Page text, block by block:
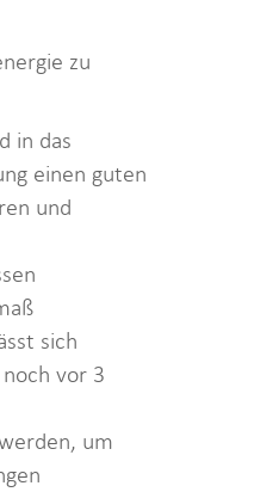
zu
in das
einen guten
und
sich
vor 3
um